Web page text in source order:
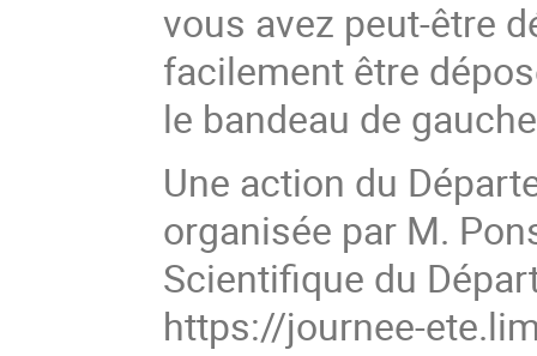
vous avez peut-être
facilement être
le bandeau de
Une action du
organisée par M.
Scientifique du
https://journee-